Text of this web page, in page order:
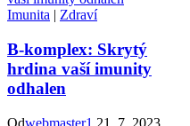
Imunita | Zdraví
B-komplex: Skrytý
hrdina vaší imunity
odhalen
Odwebmaster1 21. 7. 2023